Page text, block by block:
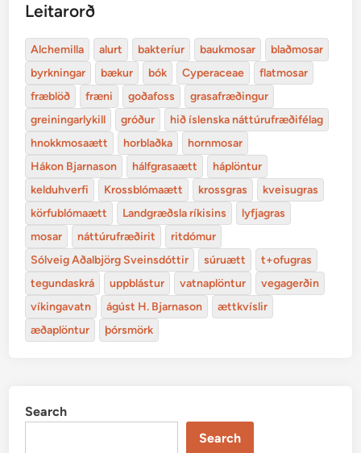
Leitarorð
Alchemilla alurt bakteríur baukmosar
blaðmosar
byrkningar
bækur bók Cyperaceae
flatmosar
fræblöð
fræni goðafoss
grasafræðingur
greiningarlykill
gróður
hið íslenska náttúrufræðifélag
hnokkmosaætt
horblaðka
hornmosar
Hákon Bjarnason
hálfgrasaætt
háplöntur
kelduhverfi
Krossblómaætt krossgras
kveisugras
körfublómaætt
Landgræðsla ríkisins
lyfjagras
mosar
náttúrufræðirit
ritdómur
Sólveig Aðalbjörg Sveinsdóttir
súruætt
t+ofugras
tegundaskrá
uppblástur vatnaplöntur
vegagerðin
víkingavatn
ágúst H. Bjarnason
ættkvíslir
æðaplöntur
þórsmörk
Search
Search